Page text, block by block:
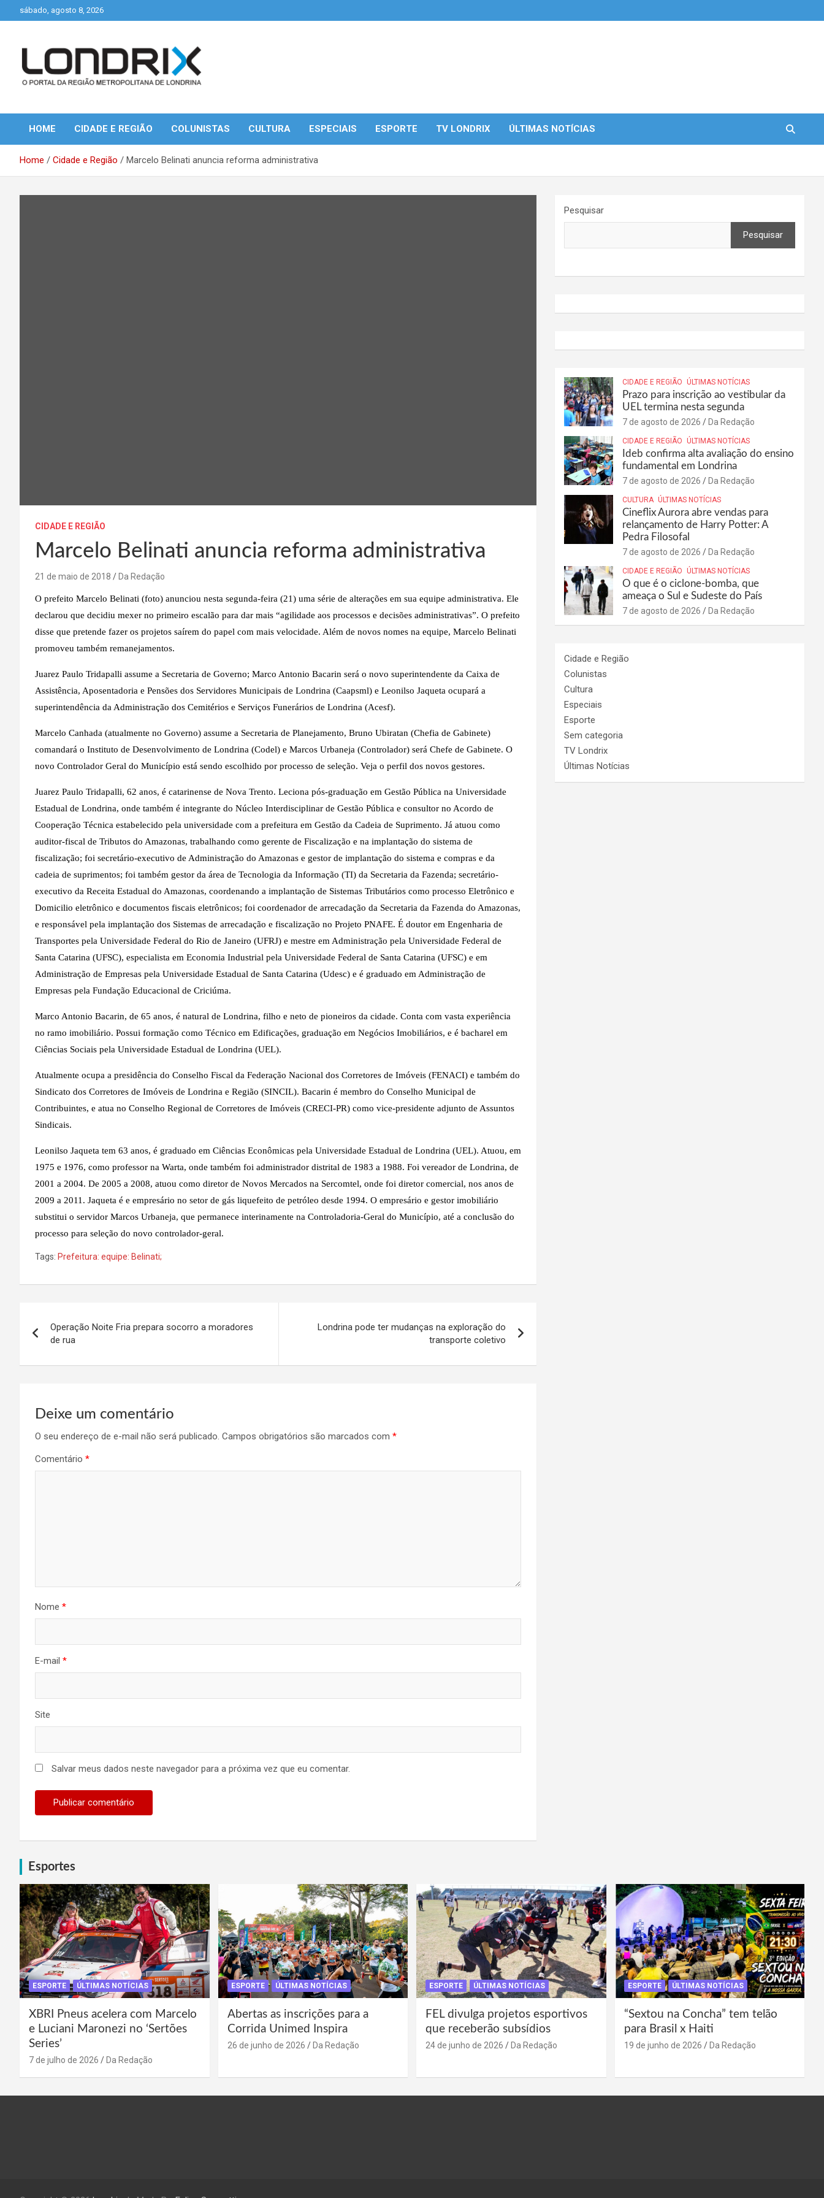
to
sábado, agosto 8, 2026
Londrix
HOME CIDADE E REGIÃO COLUNISTAS CULTURA ESPECIAIS ESPORTE TV LONDRIX ÚLTIMAS NOTÍCIAS
Home Cidade e Região Marcelo Belinati anuncia reforma administrativa
CIDADE E REGIÃO
Marcelo Belinati anuncia reforma administrativa
21 de maio de 2018 Da Redação
O prefeito Marcelo Belinati (foto) anunciou nesta segunda-feira (21) uma série de alterações em sua equipe administrativa. Ele
declarou que decidiu mexer no primeiro escalão para dar mais “agilidade aos processos e decisões administrativas”. O prefeito
disse que pretende fazer os projetos saírem do papel com mais velocidade. Além de novos nomes na equipe, Marcelo Belinati
promoveu também remanejamentos.
Juarez Paulo Tridapalli assume a Secretaria de Governo; Marco Antonio Bacarin será o novo superintendente da Caixa de
Assistência, Aposentadoria e Pensões dos Servidores Municipais de Londrina (Caapsml) e Leonilso Jaqueta ocupará a
superintendência da Administração dos Cemitérios e Serviços Funerários de Londrina (Acesf).
Marcelo Canhada (atualmente no Governo) assume a Secretaria de Planejamento, Bruno Ubiratan (Chefia de Gabinete)
comandará o Instituto de Desenvolvimento de Londrina (Codel) e Marcos Urbaneja (Controlador) será Chefe de Gabinete. O
novo Controlador Geral do Município está sendo escolhido por processo de seleção. Veja o perfil dos novos gestores.
Juarez Paulo Tridapalli, 62 anos, é catarinense de Nova Trento. Leciona pós-graduação em Gestão Pública na Universidade
Estadual de Londrina, onde também é integrante do Núcleo Interdisciplinar de Gestão Pública e consultor no Acordo de
Cooperação Técnica estabelecido pela universidade com a prefeitura em Gestão da Cadeia de Suprimento. Já atuou como
auditor-fiscal de Tributos do Amazonas, trabalhando como gerente de Fiscalização e na implantação do sistema de
fiscalização; foi secretário-executivo de Administração do Amazonas e gestor de implantação do sistema e compras e da
cadeia de suprimentos; foi também gestor da área de Tecnologia da Informação (TI) da Secretaria da Fazenda; secretário-
executivo da Receita Estadual do Amazonas, coordenando a implantação de Sistemas Tributários como processo Eletrônico e
Domicilio eletrônico e documentos fiscais eletrônicos; foi coordenador de arrecadação da Secretaria da Fazenda do Amazonas,
e responsável pela implantação dos Sistemas de arrecadação e fiscalização no Projeto PNAFE. É doutor em Engenharia de
Transportes pela Universidade Federal do Rio de Janeiro (UFRJ) e mestre em Administração pela Universidade Federal de
Santa Catarina (UFSC), especialista em Economia Industrial pela Universidade Federal de Santa Catarina (UFSC) e em
Administração de Empresas pela Universidade Estadual de Santa Catarina (Udesc) e é graduado em Administração de
Empresas pela Fundação Educacional de Criciúma.
Marco Antonio Bacarin, de 65 anos, é natural de Londrina, filho e neto de pioneiros da cidade. Conta com vasta experiência
no ramo imobiliário. Possui formação como Técnico em Edificações, graduação em Negócios Imobiliários, e é bacharel em
Ciências Sociais pela Universidade Estadual de Londrina (UEL).
Atualmente ocupa a presidência do Conselho Fiscal da Federação Nacional dos Corretores de Imóveis (FENACI) e também do
Sindicato dos Corretores de Imóveis de Londrina e Região (SINCIL). Bacarin é membro do Conselho Municipal de
Contribuintes, e atua no Conselho Regional de Corretores de Imóveis (CRECI-PR) como vice-presidente adjunto de Assuntos
Sindicais.
Leonilso Jaqueta tem 63 anos, é graduado em Ciências Econômicas pela Universidade Estadual de Londrina (UEL). Atuou, em
1975 e 1976, como professor na Warta, onde também foi administrador distrital de 1983 a 1988. Foi vereador de Londrina, de
2001 a 2004. De 2005 a 2008, atuou como diretor de Novos Mercados na Sercomtel, onde foi diretor comercial, nos anos de
2009 a 2011. Jaqueta é e empresário no setor de gás liquefeito de petróleo desde 1994. O empresário e gestor imobiliário
substitui o servidor Marcos Urbaneja, que permanece interinamente na Controladoria-Geral do Município, até a conclusão do
processo para seleção do novo controlador-geral.
Tags: Prefeitura: equipe: Belinati;
de
Post
Operação Noite Fria prepara socorro a moradores
de rua
Londrina pode ter mudanças na exploração do
transporte coletivo
Deixe um comentário
O seu endereço de e-mail não será publicado. Campos obrigatórios são marcados com *
Comentário *
Nome *
E-mail *
Site
Salvar meus dados neste navegador para a próxima vez que eu comentar.
Pesquisar
Pesquisar
CIDADE E REGIÃO ÚLTIMAS NOTÍCIAS
Prazo para inscrição ao vestibular da
UEL termina nesta segunda
7 de agosto de 2026 Da Redação
CIDADE E REGIÃO ÚLTIMAS NOTÍCIAS
Ideb confirma alta avaliação do ensino
fundamental em Londrina
7 de agosto de 2026 Da Redação
CULTURA ÚLTIMAS NOTÍCIAS
Cineflix Aurora abre vendas para
relançamento de Harry Potter: A
Pedra Filosofal
7 de agosto de 2026 Da Redação
CIDADE E REGIÃO ÚLTIMAS NOTÍCIAS
O que é o ciclone-bomba, que
ameaça o Sul e Sudeste do País
7 de agosto de 2026 Da Redação
Cidade e Região
Colunistas
Cultura
Especiais
Esporte
Sem categoria
TV Londrix
Últimas Notícias
Esportes
ESPORTE ÚLTIMAS NOTÍCIAS
XBRI Pneus acelera com Marcelo
e Luciani Maronezi no ‘Sertões
Series’
7 de julho de 2026 Da Redação
ESPORTE ÚLTIMAS NOTÍCIAS
Abertas as inscrições para a
Corrida Unimed Inspira
26 de junho de 2026 Da Redação
ESPORTE ÚLTIMAS NOTÍCIAS
FEL divulga projetos esportivos
que receberão subsídios
24 de junho de 2026 Da Redação
ESPORTE ÚLTIMAS NOTÍCIAS
“Sextou na Concha” tem telão
para Brasil x Haiti
19 de junho de 2026 Da Redação